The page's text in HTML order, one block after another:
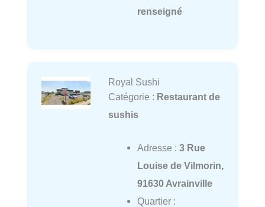
renseigné
Royal Sushi
Catégorie : Restaurant de
sushis
Adresse : 3 Rue
Louise de Vilmorin,
91630 Avrainville
Quartier :